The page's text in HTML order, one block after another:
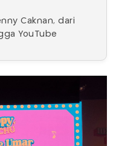
Caknan, dari
YouTube